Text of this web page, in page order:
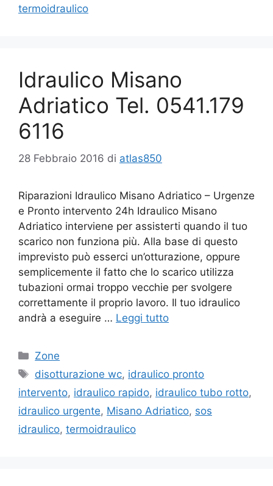
termoidraulico
Idraulico Misano
Adriatico Tel. 0541.179
6116
28 Febbraio 2016 di atlas850
Riparazioni Idraulico Misano Adriatico – Urgenze
e Pronto intervento 24h Idraulico Misano
Adriatico interviene per assisterti quando il tuo
scarico non funziona più. Alla base di questo
imprevisto può esserci un’otturazione, oppure
semplicemente il fatto che lo scarico utilizza
tubazioni ormai troppo vecchie per svolgere
correttamente il proprio lavoro. Il tuo idraulico
andrà a eseguire … Leggi tutto
Categorie
Zone
Tag
disotturazione wc, idraulico pronto
intervento, idraulico rapido, idraulico tubo rotto,
idraulico urgente, Misano Adriatico, sos
idraulico, termoidraulico